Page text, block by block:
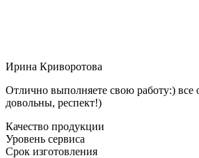
Ирина Криворотова
Отлично выполняете свою работу:) все
довольны, респект!)
Качество продукции
Уровень сервиса
Срок изготовления